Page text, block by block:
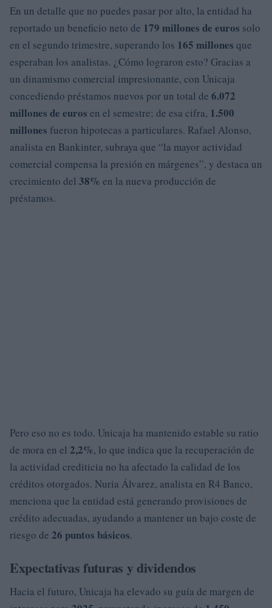
En un detalle que no puedes pasar por alto, la entidad ha
reportado un beneficio neto de 179 millones de euros solo
en el segundo trimestre, superando los 165 millones que
esperaban los analistas. ¿Cómo lograron esto? Gracias a
un dinamismo comercial impresionante, con Unicaja
concediendo préstamos nuevos por un total de 6.072
millones de euros en el semestre; de esa cifra, 1.500
millones fueron hipotecas a particulares. Rafael Alonso,
analista en Bankinter, subraya que “la mayor actividad
comercial compensa la presión en márgenes”, y destaca un
crecimiento del 38% en la nueva producción de
préstamos.
Pero eso no es todo. Unicaja ha mantenido estable su ratio
de mora en el 2,2%, lo que indica que la recuperación de
la actividad crediticia no ha afectado la calidad de los
créditos otorgados. Nuria Álvarez, analista en R4 Banco,
menciona que la entidad está generando provisiones de
crédito adecuadas, ayudando a mantener un bajo coste de
riesgo de 26 puntos básicos.
Expectativas futuras y dividendos
Hacia el futuro, Unicaja ha elevado su guía de margen de